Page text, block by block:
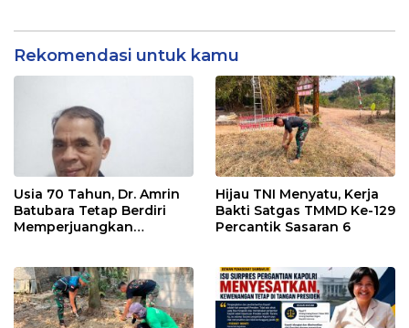
Rekomendasi untuk kamu
Usia 70 Tahun, Dr. Amrin
Batubara Tetap Berdiri
Memperjuangkan
Hijau TNI Menyatu, Kerja
Bakti Satgas TMMD Ke-129
Percantik Sasaran 6